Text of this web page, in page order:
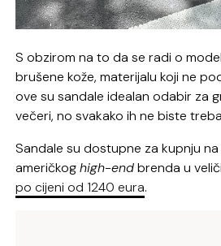
S obzirom na to da se radi o
brušene kože, materijalu koji ne
ove su sandale idealan odabir za
večeri, no svakako ih ne biste
Sandale su dostupne za kupnju
američkoghigh-endbrenda u
po cijeni od 1240 eura.